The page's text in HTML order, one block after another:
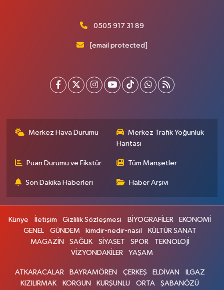
0505 917 31 89
[email protected]
Merkez Hava Durumu
Merkez Trafik Yoğunluk
Haritası
Puan Durumu ve Fikstür Tüm Manşetler
Son Dakika Haberleri Haber Arşivi
Künye İletişim Gizlilik Sözleşmesi BİYOGRAFİLER
EKONOMİ
GENEL
GÜNDEM kimdir-nedir-nasil
KÜLTÜR SANAT
MAGAZİN
SAĞLIK SİYASET SPOR
TEKNOLOJİ
VİZYONDAKİLER
YAŞAM
ATKARACALAR BAYRAMÖREN ÇERKEŞ ELDİVAN
ILGAZ
KIZILIRMAK
KORGUN KURŞUNLU ORTA ŞABANÖZÜ